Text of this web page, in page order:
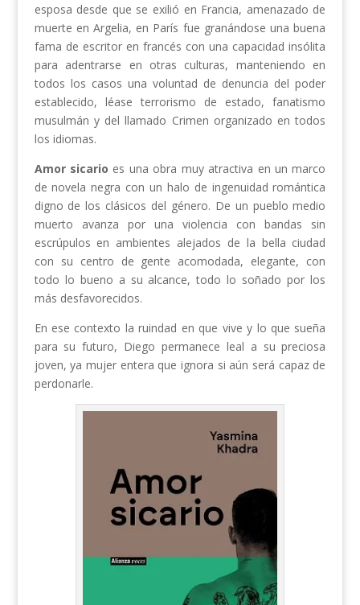
esposa desde que se exilió en Francia, amenazado de
muerte en Argelia, en París fue granándose una buena
fama de escritor en francés con una capacidad insólita
para adentrarse en otras culturas, manteniendo en
todos los casos una voluntad de denuncia del poder
establecido, léase terrorismo de estado, fanatismo
musulmán y del llamado Crimen organizado en todos
los idiomas.
Amor sicario es una obra muy atractiva en un marco
de novela negra con un halo de ingenuidad romántica
digno de los clásicos del género. De un pueblo medio
muerto avanza por una violencia con bandas sin
escrúpulos en ambientes alejados de la bella ciudad
con su centro de gente acomodada, elegante, con
todo lo bueno a su alcance, todo lo soñado por los
más desfavorecidos.
En ese contexto la ruindad en que vive y lo que sueña
para su futuro, Diego permanece leal a su preciosa
joven, ya mujer entera que ignora si aún será capaz de
perdonarle.